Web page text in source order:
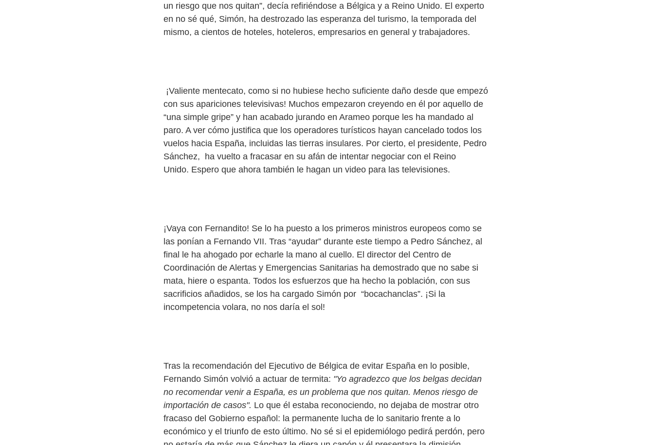
un riesgo que nos quitan”, decía refiriéndose a Bélgica y a Reino Unido. El experto
en no sé qué, Simón, ha destrozado las esperanza del turismo, la temporada del
mismo, a cientos de hoteles, hoteleros, empresarios en general y trabajadores.
¡Valiente mentecato, como si no hubiese hecho suficiente daño desde que empezó
con sus apariciones televisivas! Muchos empezaron creyendo en él por aquello de
“una simple gripe” y han acabado jurando en Arameo porque les ha mandado al
paro. A ver cómo justifica que los operadores turísticos hayan cancelado todos los
vuelos hacia España, incluidas las tierras insulares. Por cierto, el presidente, Pedro
Sánchez, ha vuelto a fracasar en su afán de intentar negociar con el Reino
Unido. Espero que ahora también le hagan un video para las televisiones.
¡Vaya con Fernandito! Se lo ha puesto a los primeros ministros europeos como se
las ponían a Fernando VII. Tras “ayudar” durante este tiempo a Pedro Sánchez, al
final le ha ahogado por echarle la mano al cuello. El director del Centro de
Coordinación de Alertas y Emergencias Sanitarias ha demostrado que no sabe si
mata, hiere o espanta. Todos los esfuerzos que ha hecho la población, con sus
sacrificios añadidos, se los ha cargado Simón por “bocachanclas”. ¡Si la
incompetencia volara, no nos daría el sol!
Tras la recomendación del Ejecutivo de Bélgica de evitar España en lo posible,
Fernando Simón volvió a actuar de termita: "Yo agradezco que los belgas decidan
no recomendar venir a España, es un problema que nos quitan. Menos riesgo de
importación de casos". Lo que él estaba reconociendo, no dejaba de mostrar otro
fracaso del Gobierno español: la permanente lucha de lo sanitario frente a lo
económico y el triunfo de esto último. No sé si el epidemiólogo pedirá perdón, pero